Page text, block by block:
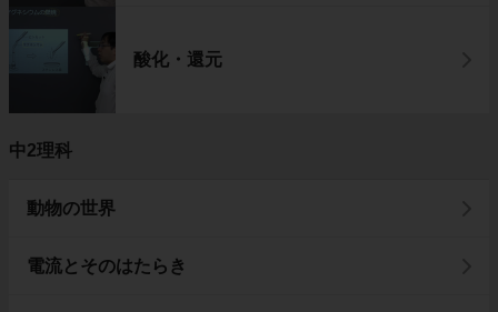
酸化・還元
中2理科
動物の世界
電流とそのはたらき